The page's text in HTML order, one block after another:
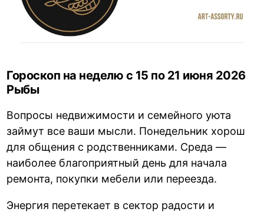
Гороскоп на неделю с 15 по 21 июня 2026
Рыбы
Вопросы недвижимости и семейного уюта
займут все ваши мысли. Понедельник хорош
для общения с родственниками. Среда —
наиболее благоприятный день для начала
ремонта, покупки мебели или переезда.
Энергия перетекает в сектор радости и